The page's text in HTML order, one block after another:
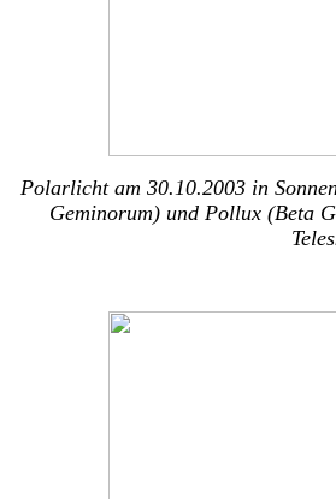
Polarlicht am 30.10.2003 in
Geminorum) und Pollux (Beta